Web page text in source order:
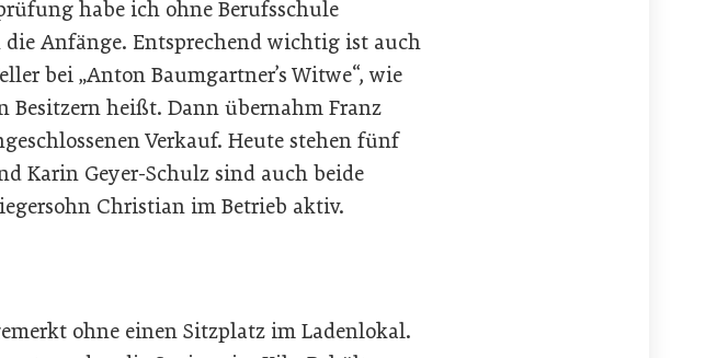
habe ich ohne Berufsschule
Anfänge. Entsprechend wichtig ist auch
bei „Anton Baumgartner’s Witwe“, wie
Besitzern heißt. Dann übernahm Franz
Verkauf. Heute stehen fünf
Karin Geyer-Schulz sind auch beide
Christian im Betrieb aktiv.
ohne einen Sitzplatz im Ladenlokal.